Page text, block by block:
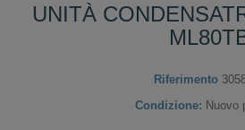
UNITÀ
Riferimento
Condizione: Nuovo